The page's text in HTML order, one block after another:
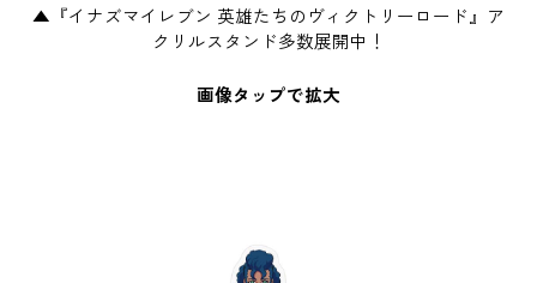
▲『イナズマイレブン 英雄たちのヴィクトリーロード』ア
クリルスタンド多数展開中！
画像タップで拡大